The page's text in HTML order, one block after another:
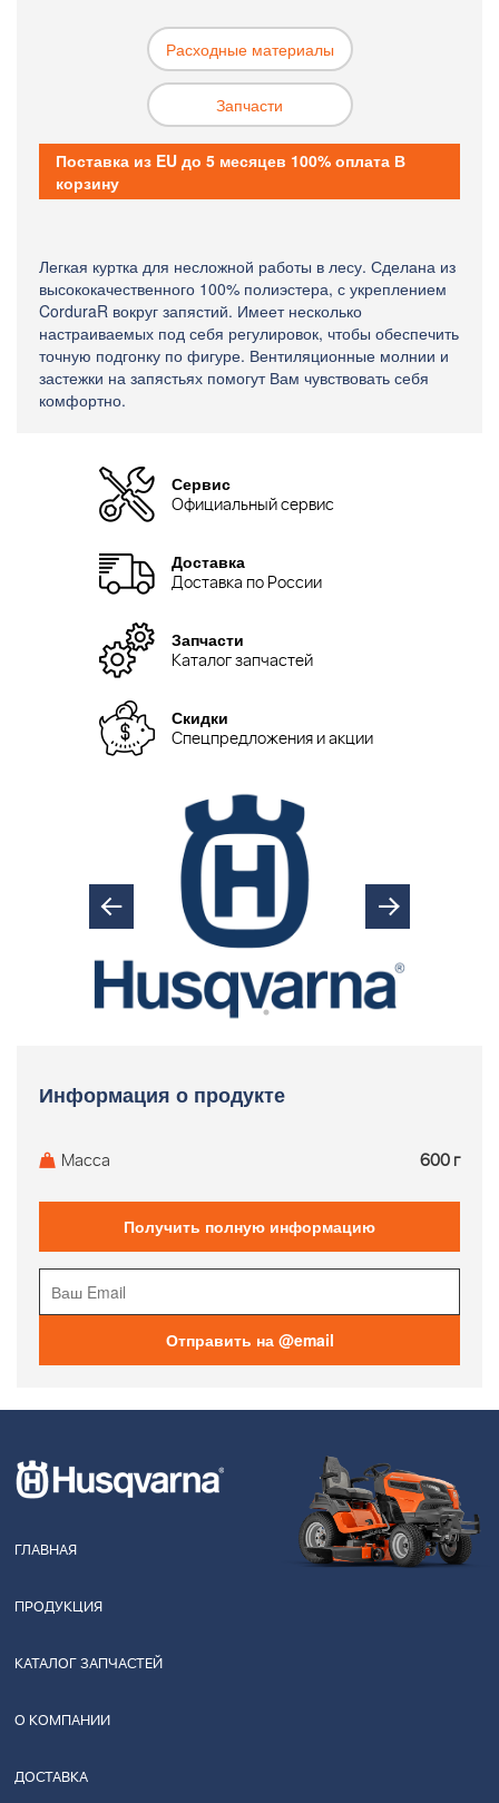
Легкая куртка для несложной работы в лесу. Сделана из
высококачественного 100% полиэстера, с укреплением
CorduraR вокруг запястий. Имеет несколько
настраиваемых под себя регулировок, чтобы обеспечить
точную подгонку по фигуре. Вентиляционные молнии и
застежки на запястьях помогут Вам чувствовать себя
комфортно.
Расходные материалы
Запчасти
Поставка из EU до 5 месяцев 100% оплата В
корзину
Сервис
Официальный сервис
Доставка
Доставка по России
Запчасти
Каталог запчастей
Скидки
Спецпредложения и акции
Информация о продукте
Масса 600 г
Получить полную информацию
Отправить на @email
ГЛАВНАЯ
ПРОДУКЦИЯ
КАТАЛОГ ЗАПЧАСТЕЙ
О КОМПАНИИ
ДОСТАВКА